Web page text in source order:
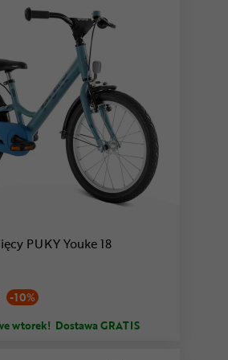
PUKY Youke 18
-10%
wtorek! Dostawa GRATIS